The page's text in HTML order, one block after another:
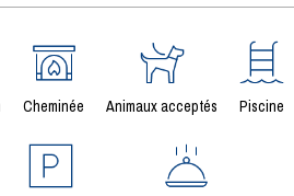
Cheminée Animaux acceptés Piscine